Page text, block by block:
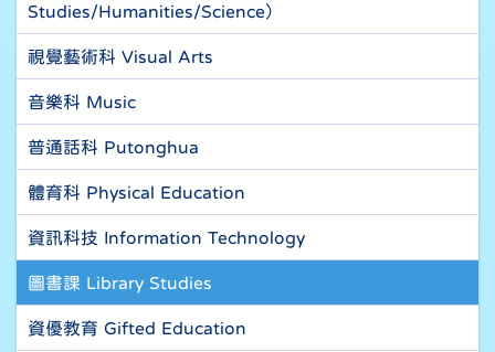
Studies/Humanities/Science）
視覺藝術科 Visual Arts
音樂科 Music
普通話科 Putonghua
體育科 Physical Education
資訊科技 Information Technology
圖書課 Library Studies
資優教育 Gifted Education